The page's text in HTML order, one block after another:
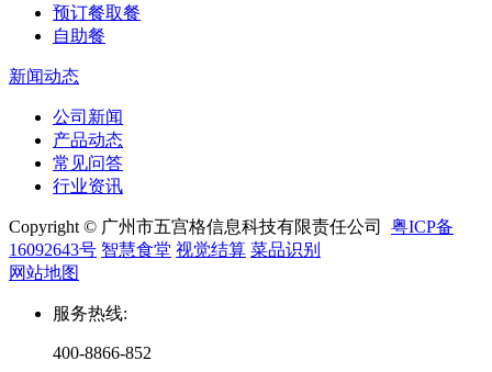
预订餐取餐
自助餐
新闻动态
公司新闻
产品动态
常见问答
行业资讯
Copyright © 广州市五宫格信息科技有限责任公司 粤ICP备
16092643号 智慧食堂 视觉结算 菜品识别
网站地图
服务热线:
400-8866-852